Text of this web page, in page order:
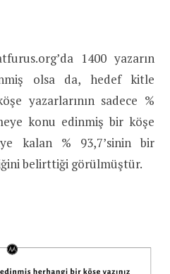
1400 yazarın
olsa da, hedef kitle
yazarlarının sadece %
konu edinmiş bir köşe
kalan % 93,7’sinin bir
belirttiği görülmüştür.